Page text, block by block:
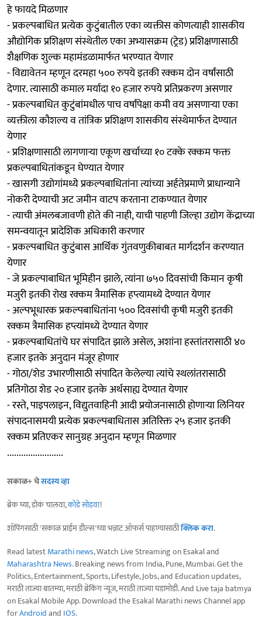
हे फायदे मिळणार
- प्रकल्पबाधित प्रत्येक कुटुंबातील एका व्यक्तीस कोणत्याही शासकीय
औद्योगिक प्रशिक्षण संस्थेतील एका अभ्यासक्रम (ट्रेड) प्रशिक्षणासाठी
शैक्षणिक शुल्क महामंडळामार्फत भरण्यात येणार
- विद्यावेतन म्हणून दरमहा ५०० रुपये इतकी रक्कम दोन वर्षांसाठी
देणार. त्यासाठी कमाल मर्यादा १० हजार रुपये प्रतिप्रकरण असणार
- प्रकल्पबाधित कुटुंबांमधील पाच वर्षांपेक्षा कमी वय असणाऱ्या एका
व्यक्तीला कौशल्य व तांत्रिक प्रशिक्षण शासकीय संस्थेमार्फत देण्यात
येणार
- प्रशिक्षणासाठी लागणाऱ्या एकूण खर्चाच्या १० टक्के रक्कम फक्त
प्रकल्पबाधितांकडून घेण्यात येणार
- खासगी उद्योगांमध्ये प्रकल्पबाधितांना त्यांच्या अर्हतेप्रमाणे प्राधान्याने
नोकरी देण्याची अट जमीन वाटप करताना टाकण्यात येणार
- त्याची अंमलबजावणी होते की नाही, याची पाहणी जिल्हा उद्योग केंद्राच्या
समन्वयातून प्रादेशिक अधिकारी करणार
- प्रकल्पबाधित कुटुंबास आर्थिक गुंतवणुकीबाबत मार्गदर्शन करण्यात
येणार
- जे प्रकल्पाबाधित भूमिहीन झाले, त्यांना ७५० दिवसांची किमान कृषी
मजुरी इतकी रोख रक्कम त्रैमासिक हप्त्यामध्ये देण्यात येणार
- अल्पभूधारक प्रकल्पबाधितांना ५०० दिवसांची कृषी मजुरी इतकी
रक्कम त्रैमासिक हप्त्यांमध्ये देण्यात येणार
- प्रकल्पबाधितांचे घर संपादित झाले असेल, अशांना हस्तांतरासाठी ४०
हजार इतके अनुदान मंजूर होणार
- गोठा/शेड उभारणीसाठी संपादित केलेल्या त्यांचे स्थलांतरासाठी
प्रतिगोठा शेड २० हजार इतके अर्थसाह्य देण्यात येणार
- रस्ते, पाइपलाइन, विद्युतवाहिनी आदी प्रयोजनासाठी होणाऱ्या लिनियर
संपादनासमयी प्रत्येक प्रकल्पबाधितास अतिरिक्त २५ हजार इतकी
रक्कम प्रतिएकर सानुग्रह अनुदान म्हणून मिळणार
........................
सकाळ+ चेसदस्य व्हा
ब्रेक घ्या, डोकं चालवा,कोडे सोडवा!
शॉपिंगसाठी 'सकाळ प्राईम डील्स'च्या भन्नाट ऑफर्स पाहण्यासाठीक्लिक करा.
Read latestMarathi news, Watch Live Streaming on Esakal and
Maharashtra News. Breaking news from India, Pune, Mumbai. Get the
Politics, Entertainment, Sports, Lifestyle, Jobs, and Education updates,
मराठी ताज्या बातम्या, मराठी ब्रेकिंग न्यूज, मराठी ताज्या घडामोडी. And Live taja batmya
on Esakal Mobile App. Download the Esakal Marathi news Channel app
forAndroidand IOS.